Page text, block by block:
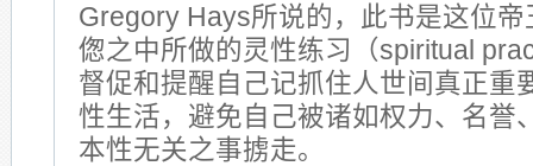
Gregory Hays所说的，此书是这位
偬之中所做的灵性练习（spiritual
督促和提醒自己记抓住人世间真正
性生活，避免自己被诸如权力、名誉
本性无关之事掳走。